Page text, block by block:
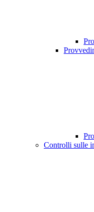
Controlli sulle